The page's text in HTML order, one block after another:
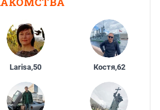
Larisa,50 Костя,62